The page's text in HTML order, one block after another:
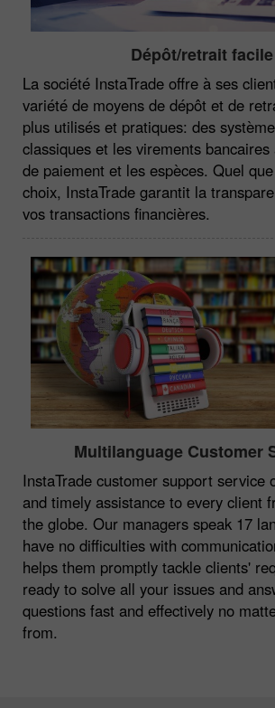
Dépôt/retrait facile
La société InstaTrade offre à ses
variété de moyens de dépôt et de
plus utilisés et pratiques: des
classiques et les virements
de paiement et les espèces. Quel
choix, InstaTrade garantit la
vos transactions financières.
Multilanguage Customer
InstaTrade customer support service
and timely assistance to every client
the globe. Our managers speak 17
have no difficulties with
helps them promptly tackle clients'
ready to solve all your issues and
questions fast and effectively no
from.